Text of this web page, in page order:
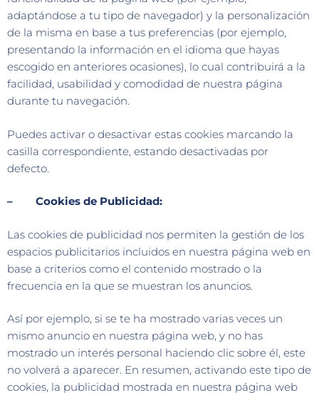
adaptándose a tu tipo de navegador) y la personalización
de la misma en base a tus preferencias (por ejemplo,
presentando la información en el idioma que hayas
escogido en anteriores ocasiones), lo cual contribuirá a la
facilidad, usabilidad y comodidad de nuestra página
durante tu navegación.
Puedes activar o desactivar estas cookies marcando la
casilla correspondiente, estando desactivadas por
defecto.
– Cookies de Publicidad:
Las cookies de publicidad nos permiten la gestión de los
espacios publicitarios incluidos en nuestra página web en
base a criterios como el contenido mostrado o la
frecuencia en la que se muestran los anuncios.
Así por ejemplo, si se te ha mostrado varias veces un
mismo anuncio en nuestra página web, y no has
mostrado un interés personal haciendo clic sobre él, este
no volverá a aparecer. En resumen, activando este tipo de
cookies, la publicidad mostrada en nuestra página web